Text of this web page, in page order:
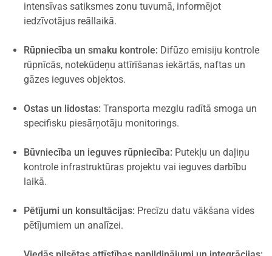
intensīvas satiksmes zonu tuvumā, informējot
iedzīvotājus reāllaikā.
Rūpniecība un smaku kontrole: Difūzo emisiju kontrole
rūpnīcās, notekūdeņu attīrīšanas iekārtās, naftas un
gāzes ieguves objektos.
Ostas un lidostas: Transporta mezglu radītā smoga un
specifisku piesārņotāju monitorings.
Būvniecība un ieguves rūpniecība: Putekļu un daļiņu
kontrole infrastruktūras projektu vai ieguves darbību
laikā.
Pētījumi un konsultācijas: Precīzu datu vākšana vides
pētījumiem un analīzei.